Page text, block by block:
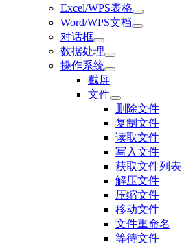
Excel/WPS表格
Word/WPS文档
对话框
数据处理
操作系统
截屏
文件
删除文件
复制文件
读取文件
写入文件
获取文件列表
解压文件
压缩文件
移动文件
文件重命名
等待文件